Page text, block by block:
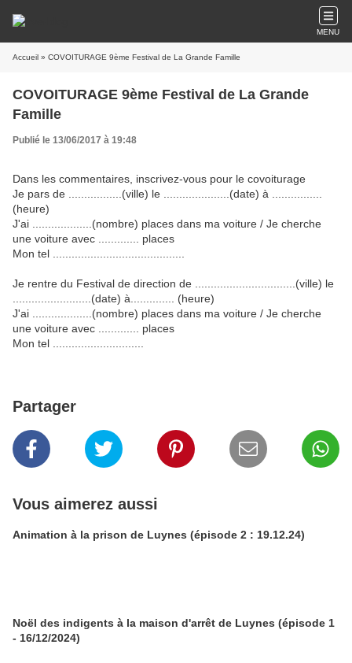
MENU
Accueil » COVOITURAGE 9ème Festival de La Grande Famille
COVOITURAGE 9ème Festival de La Grande
Famille
Publié le 13/06/2017 à 19:48
Dans les commentaires, inscrivez-vous pour le covoiturage
Je pars de .................(ville) le .....................(date) à ................
(heure)
J'ai ...................(nombre) places dans ma voiture / Je cherche
une voiture avec ............. places
Mon tel ..........................................
Je rentre du Festival de direction de ................................(ville) le
.........................(date) à.............. (heure)
J'ai ...................(nombre) places dans ma voiture / Je cherche
une voiture avec ............. places
Mon tel .............................
Partager
Vous aimerez aussi
Animation à la prison de Luynes (épisode 2 : 19.12.24)
Noël des indigents à la maison d'arrêt de Luynes (épisode 1
- 16/12/2024)